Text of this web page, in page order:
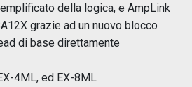
della logica, e AmpLink
grazie ad un nuovo blocco
di base direttamente
4ML, ed EX-8ML